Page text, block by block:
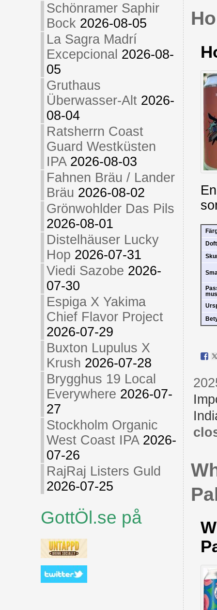
Schönramer Saphir
Bock 2026-08-05
La Sagra Madrí
Excepcional 2026-08-
05
Gruthaus
Überwasser-Alt 2026-
08-04
Ratsherrn Coast
Guard Westküsten
IPA 2026-08-03
Fahnen Bräu / Lander
Bräu 2026-08-02
Grönwohlder Das Pils
2026-08-01
Distelhäuser Lucky
Hop 2026-07-31
Viedi Sazobe 2026-
07-30
Espiga X Yakima
Chief Flavor Project
2026-07-29
Buxton Lupulus X
Krush 2026-07-28
Brygghus 19 Local
Everywhere 2026-07-
27
Stockholm Organic
West Coast IPA 2026-
07-26
RajRaj Listers Guld
2026-07-25
GottÖl.se på
Doft